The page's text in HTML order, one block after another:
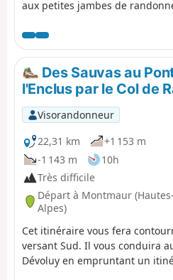
aux petites jambes de
Hautes Alpes, tout en leur
de chaque sortie. Les
il n'est pas nécessaire de faire
Les difficultés sont "adaptées"
différents points afin d'éviter
Des Sauvas au
l'Enclus par le Col de
Visorandonneur
22,31 km
+1 153 m
-1 143 m
10h
Très difficile
Départ à Montmaur (Hautes-
Alpes)
Cet itinéraire vous fera
versant Sud. Il vous conduira
Dévoluy en empruntant un